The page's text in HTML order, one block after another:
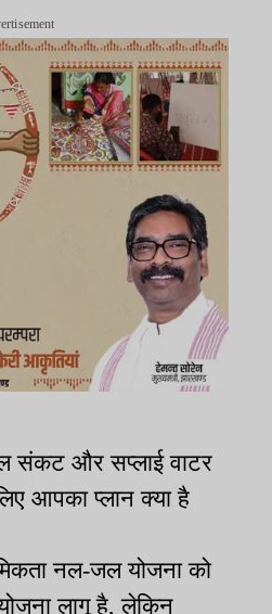
संकट और सप्लाई वाटर
आपका प्लान क्या है
नल-जल योजना को
लागू है, लेकिन